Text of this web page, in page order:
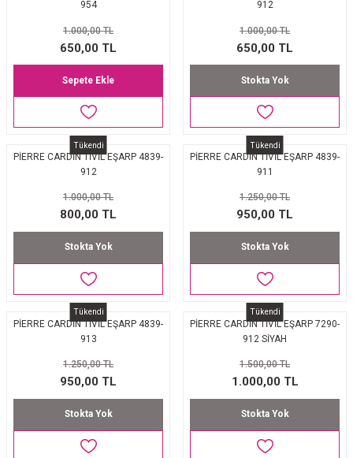
954
1.000,00 TL
650,00 TL
Sepete Ekle
912
1.000,00 TL
650,00 TL
Stokta Yok
Tükendi
PİERRE CARDİN TİVİL EŞARP 4839-
912
1.000,00 TL
800,00 TL
Stokta Yok
Tükendi
PİERRE CARDİN TİVİL EŞARP 4839-
911
1.250,00 TL
950,00 TL
Stokta Yok
Tükendi
PİERRE CARDİN TİVİL EŞARP 4839-
913
1.250,00 TL
950,00 TL
Stokta Yok
Tükendi
PİERRE CARDİN TİVİL EŞARP 7290-
912 SİYAH
1.500,00 TL
1.000,00 TL
Stokta Yok